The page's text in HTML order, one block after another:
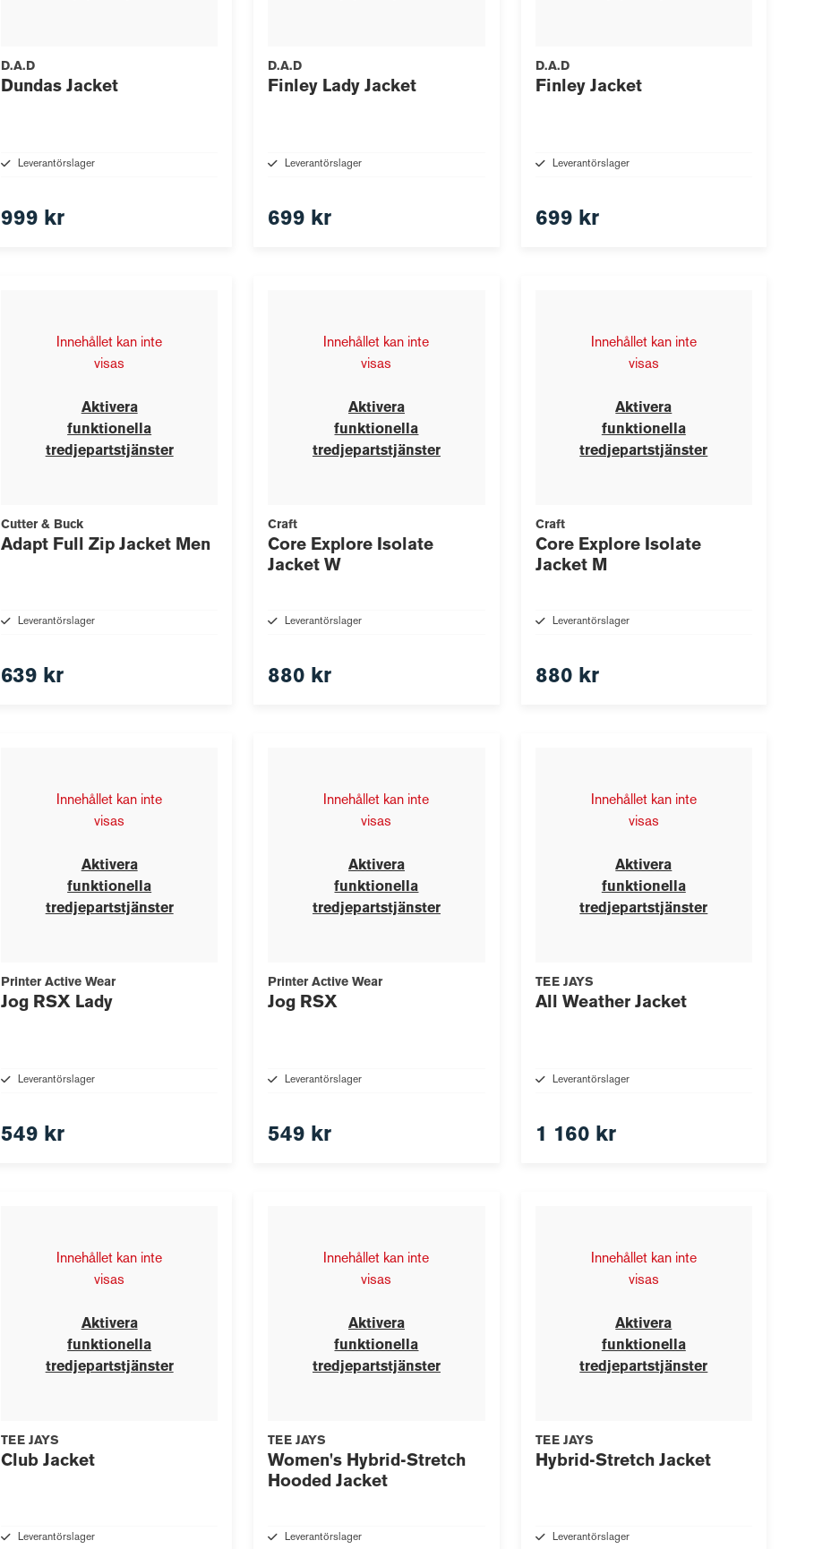
D.A.D
Dundas Jacket
Leverantörslager
999 kr
D.A.D
Finley Lady Jacket
Leverantörslager
699 kr
D.A.D
Finley Jacket
Leverantörslager
699 kr
Innehållet kan inte
visas
Aktivera
funktionella
tredjepartstjänster
Cutter & Buck
Adapt Full Zip Jacket Men
Leverantörslager
639 kr
Innehållet kan inte
visas
Aktivera
funktionella
tredjepartstjänster
Craft
Core Explore Isolate
Jacket W
Leverantörslager
880 kr
Innehållet kan inte
visas
Aktivera
funktionella
tredjepartstjänster
Craft
Core Explore Isolate
Jacket M
Leverantörslager
880 kr
Innehållet kan inte
visas
Aktivera
funktionella
tredjepartstjänster
Printer Active Wear
Jog RSX Lady
Leverantörslager
549 kr
Innehållet kan inte
visas
Aktivera
funktionella
tredjepartstjänster
Printer Active Wear
Jog RSX
Leverantörslager
549 kr
Innehållet kan inte
visas
Aktivera
funktionella
tredjepartstjänster
TEE JAYS
All Weather Jacket
Leverantörslager
1 160 kr
Innehållet kan inte
visas
Aktivera
funktionella
tredjepartstjänster
TEE JAYS
Club Jacket
Leverantörslager
Innehållet kan inte
visas
Aktivera
funktionella
tredjepartstjänster
TEE JAYS
Women's Hybrid-Stretch
Hooded Jacket
Leverantörslager
Innehållet kan inte
visas
Aktivera
funktionella
tredjepartstjänster
TEE JAYS
Hybrid-Stretch Jacket
Leverantörslager